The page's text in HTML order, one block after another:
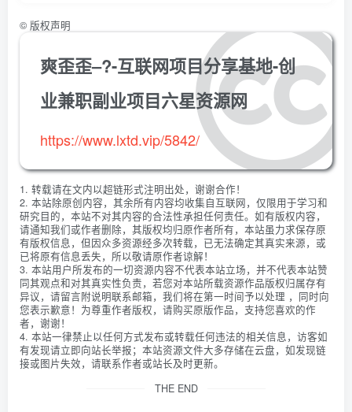
© 版权声明
爽歪歪–?-互联网项目分享基地-创
业兼职副业项目六星资源网
https://www.lxtd.vip/5842/
1. 转载请在文内以超链形式注明出处，谢谢合作！
2. 本站除原创内容，其余所有内容均收集自互联网，仅限用于学习和
研究目的，本站不对其内容的合法性承担任何责任。如有版权内容，
请通知我们或作者删除，其版权均归原作者所有，本站虽力求保存原
有版权信息，但因众多资源经多次转载，已无法确定其真实来源，或
已将原有信息丢失，所以敬请原作者谅解！
3. 本站用户所发布的一切资源内容不代表本站立场，并不代表本站赞
同其观点和对其真实性负责，若您对本站所载资源作品版权归属存有
异议，请留言附说明联系邮箱，我们将在第一时间予以处理 ，同时向
您表示歉意！为尊重作者版权，请购买原版作品，支持您喜欢的作
者，谢谢！
4. 本站一律禁止以任何方式发布或转载任何违法的相关信息，访客如
有发现请立即向站长举报；本站资源文件大多存储在云盘，如发现链
接或图片失效，请联系作者或站长及时更新。
THE END